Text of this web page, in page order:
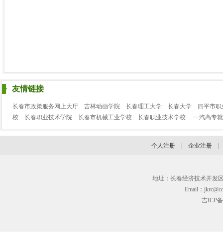
友情链接
长春市政策服务网上大厅 吉林动画学院 长春理工大学 长春大学
四平市
校
长春职业技术学院 长春市机械工业学校 长春职业技术学校 一汽高专
个人注册 企业注册
地址：长春经济技术开发
Email：
吉ICP